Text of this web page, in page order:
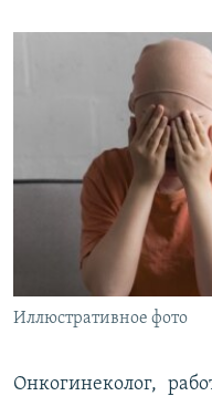
Иллюстративное фото
Онкогинеколог,